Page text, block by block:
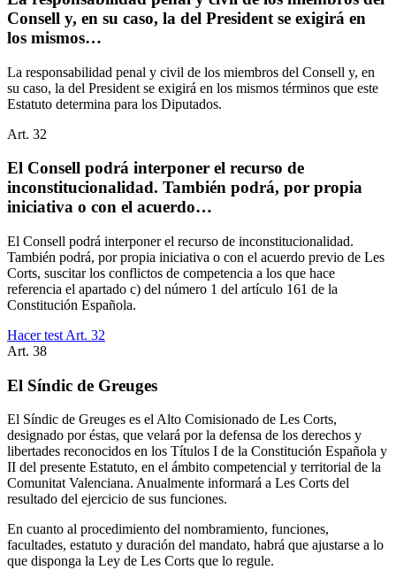
Consell y, en su caso, la del President se exigirá en
los mismos…
La responsabilidad penal y civil de los miembros del Consell y, en
su caso, la del President se exigirá en los mismos términos que este
Estatuto determina para los Diputados.
Art. 32
El Consell podrá interponer el recurso de
inconstitucionalidad. También podrá, por propia
iniciativa o con el acuerdo…
El Consell podrá interponer el recurso de inconstitucionalidad.
También podrá, por propia iniciativa o con el acuerdo previo de Les
Corts, suscitar los conflictos de competencia a los que hace
referencia el apartado c) del número 1 del artículo 161 de la
Constitución Española.
Hacer test Art. 32
Art. 38
El Síndic de Greuges
El Síndic de Greuges es el Alto Comisionado de Les Corts,
designado por éstas, que velará por la defensa de los derechos y
libertades reconocidos en los Títulos I de la Constitución Española y
II del presente Estatuto, en el ámbito competencial y territorial de la
Comunitat Valenciana. Anualmente informará a Les Corts del
resultado del ejercicio de sus funciones.
En cuanto al procedimiento del nombramiento, funciones,
facultades, estatuto y duración del mandato, habrá que ajustarse a lo
que disponga la Ley de Les Corts que lo regule.